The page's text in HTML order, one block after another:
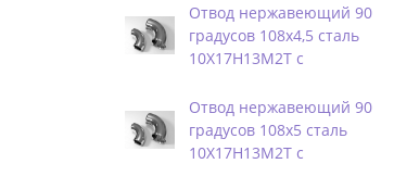
Отвод нержавеющий 90
градусов 108х4,5 сталь
10Х17Н13М2Т с
Отвод нержавеющий 90
градусов 108х5 сталь
10Х17Н13М2Т с